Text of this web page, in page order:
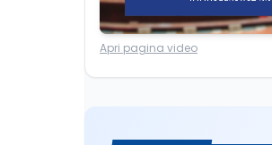
Gaza che
superato la
Università6
Quanto è
Apri pagina video